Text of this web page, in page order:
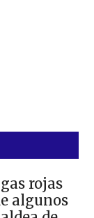
rojas
algunos